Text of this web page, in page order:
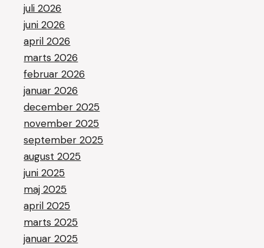
juli 2026
juni 2026
april 2026
marts 2026
februar 2026
januar 2026
december 2025
november 2025
september 2025
august 2025
juni 2025
maj 2025
april 2025
marts 2025
januar 2025